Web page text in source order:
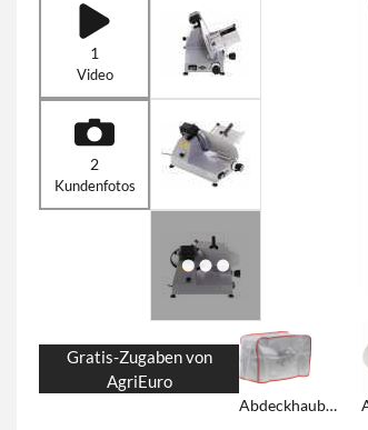
1
Video
2
Kundenfotos
Gratis-Zugaben von
AgriEuro
Abdeckhaube für die Aufschnittmaschine